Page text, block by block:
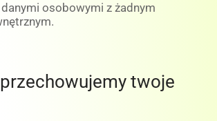
osobowymi z żadnym
twoje